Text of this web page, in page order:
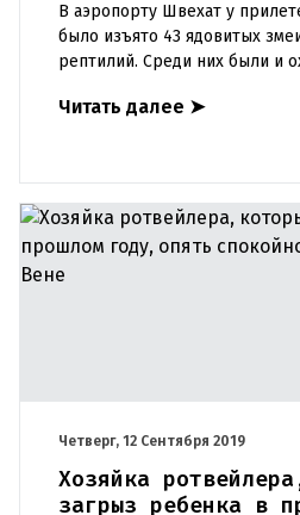
В аэропорту Швехат у
было изъято 43 ядовитых
рептилий. Среди них были и
финансов, австриец,
Читать далее ➤
Четверг, 12 Сентября 2019
Хозяйка
загрыз ребенка в